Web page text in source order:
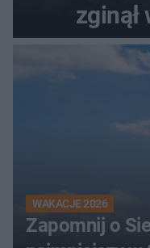
zginął
WAKACJE 2026
Zapomnij o